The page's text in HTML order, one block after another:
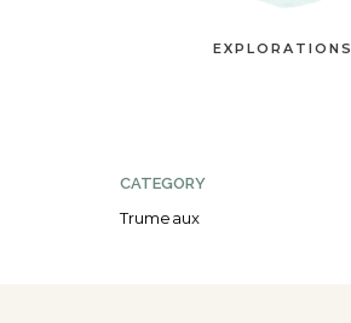
EXPLORATIONS
CATEGORY
Trumeaux